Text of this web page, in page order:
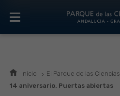
Inicio El Parque de las Ciencias
14 aniversario. Puertas abiertas